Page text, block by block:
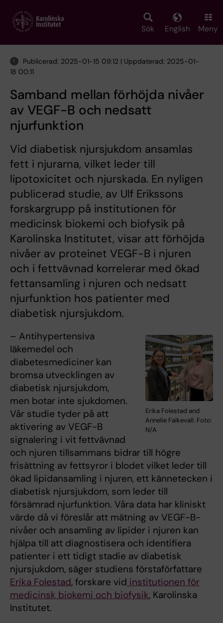
main
Sök English Meny
Publicerad: 2025-01-15 09:12 | Uppdaterad: 2025-01-
18 00:11
Samband mellan förhöjda nivåer
av VEGF-B och nedsatt
njurfunktion
Vid diabetisk njursjukdom ansamlas
fett i njurarna, vilket leder till
lipotoxicitet och njurskada. En nyligen
publicerad studie, av Ulf Erikssons
forskargrupp på institutionen för
medicinsk biokemi och biofysik på
Karolinska Institutet, visar att förhöjda
nivåer av proteinet VEGF-B i njuren
och i fettvävnad korrelerar med ökad
fettansamling i njuren och nedsatt
njurfunktion hos patienter med
diabetisk njursjukdom.
Erika Folestad and
Annelie Falkevall. Foto:
N/A
– Antihypertensiva
läkemedel och
diabetesmediciner kan
bromsa utvecklingen av
diabetisk njursjukdom,
men botar inte sjukdomen.
Vår studie tyder på att
aktivering av VEGF-B
signalering i vit fettvävnad
och njuren tillsammans bidrar till högre
frisättning av fettsyror i blodet vilket leder till
ökad lipidansamling i njuren, ett kännetecken i
diabetisk njursjukdom, som leder till
försämrad njurfunktion. Våra data har kliniskt
värde då vi föreslår att mätning av VEGF-B-
nivåer och ansamling av lipider i njuren kan
hjälpa till att diagnostisera och identifiera
patienter i ett tidigt stadie av diabetisk
njursjukdom, säger studiens förstaförfattare
Erika Folestad, forskare vid institutionen för
medicinsk biokemi och biofysik, Karolinska
Institutet.